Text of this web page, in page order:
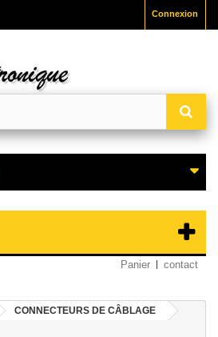
Connexion
Panier contact
CONNECTEURS DE CÂBLAGE